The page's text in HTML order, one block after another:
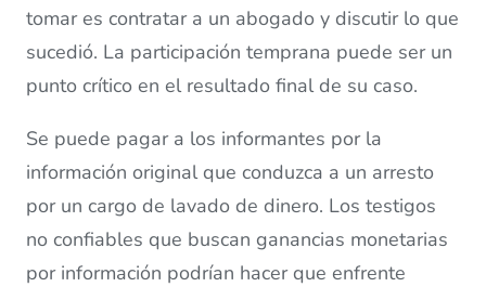
tomar es contratar a un abogado y discutir lo que
sucedió. La participación temprana puede ser un
punto crítico en el resultado final de su caso.
Se puede pagar a los informantes por la
información original que conduzca a un arresto
por un cargo de lavado de dinero. Los testigos
no confiables que buscan ganancias monetarias
por información podrían hacer que enfrente